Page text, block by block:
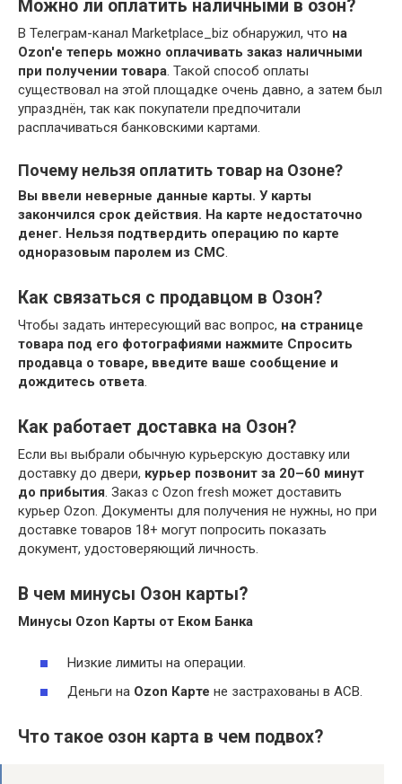
Можно ли оплатить наличными в озон?
В Телеграм-канал Marketplace_biz обнаружил, что на
Ozon'е теперь можно оплачивать заказ наличными
при получении товара. Такой способ оплаты
существовал на этой площадке очень давно, а затем был
упразднён, так как покупатели предпочитали
расплачиваться банковскими картами.
Почему нельзя оплатить товар на Озоне?
Вы ввели неверные данные карты. У карты
закончился срок действия. На карте недостаточно
денег. Нельзя подтвердить операцию по карте
одноразовым паролем из СМС.
Как связаться с продавцом в Озон?
Чтобы задать интересующий вас вопрос, на странице
товара под его фотографиями нажмите Спросить
продавца о товаре, введите ваше сообщение и
дождитесь ответа.
Как работает доставка на Озон?
Если вы выбрали обычную курьерскую доставку или
доставку до двери, курьер позвонит за 20–60 минут
до прибытия. Заказ с Ozon fresh может доставить
курьер Ozon. Документы для получения не нужны, но при
доставке товаров 18+ могут попросить показать
документ, удостоверяющий личность.
В чем минусы Озон карты?
Минусы Ozon Карты от Еком Банка
Низкие лимиты на операции.
Деньги на Ozon Карте не застрахованы в АСВ.
Что такое озон карта в чем подвох?